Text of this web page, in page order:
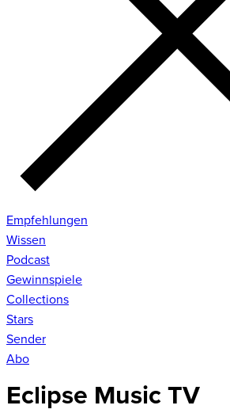
Empfehlungen
Wissen
Podcast
Gewinnspiele
Collections
Stars
Sender
Abo
Eclipse Music TV